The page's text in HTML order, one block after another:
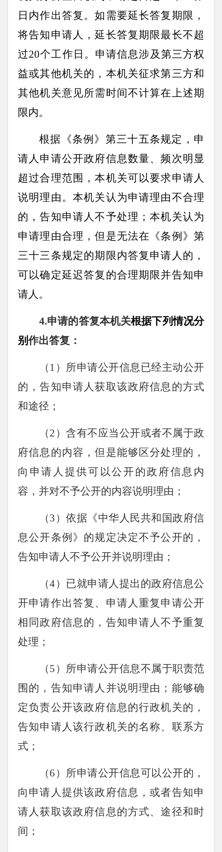
日内作出答复。如需要延长答复期限，
将告知申请人，延长答复期限最长不超
过20个工作日。申请信息涉及第三方权
益或其他机关的，本机关征求第三方和
其他机关意见所需时间不计算在上述期
限内。
根据《条例》第三十五条规定，申
请人申请公开政府信息数量、频次明显
超过合理范围，本机关可以要求申请人
说明理由。本机关认为申请理由不合理
的，告知申请人不予处理；本机关认为
申请理由合理，但是无法在《条例》第
三十三条规定的期限内答复申请人的，
可以确定延迟答复的合理期限并告知申
请人。
4.申请的答复本机关根据下列情况分
别作出答复：
（1）所申请公开信息已经主动公开
的，告知申请人获取该政府信息的方式
和途径；
（2）含有不应当公开或者不属于政
府信息的内容，但是能够区分处理的，
向申请人提供可以公开的政府信息内
容，并对不予公开的内容说明理由；
（3）依据《中华人民共和国政府信
息公开条例》的规定决定不予公开的，
告知申请人不予公开并说明理由；
（4）已就申请人提出的政府信息公
开申请作出答复、申请人重复申请公开
相同政府信息的，告知申请人不予重复
处理；
（5）所申请公开信息不属于职责范
围的，告知申请人并说明理由；能够确
定负责公开该政府信息的行政机关的，
告知申请人该行政机关的名称、联系方
式；
（6）所申请公开信息可以公开的，
向申请人提供该政府信息，或者告知申
请人获取该政府信息的方式、途径和时
间；